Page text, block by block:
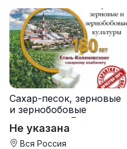
Сахар-песок, зерновые
и зернобобовые
культуры от Елань-
Коленовский СЗ
Не указана
Вся Россия